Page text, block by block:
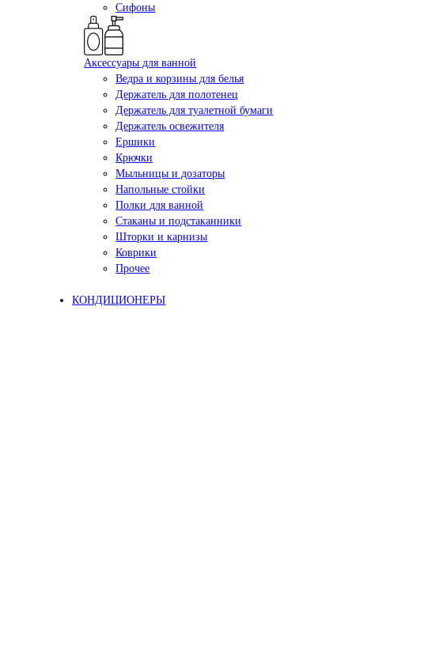
Сифоны
Аксессуары для ванной
Ведра и корзины для белья
Держатель для полотенец
Держатель для туалетной бумаги
Держатель освежителя
Ершики
Крючки
Мыльницы и дозаторы
Напольные стойки
Полки для ванной
Стаканы и подстаканники
Шторки и карнизы
Коврики
Прочее
КОНДИЦИОНЕРЫ